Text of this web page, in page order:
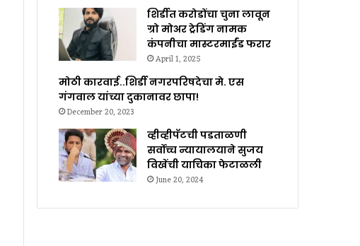
शिर्डीत करोडोंचा चुना लावून
ग्रो मोअर ट्रेडिंग नामक
कंपनीचा मास्टरमाईंड फरार
April 1, 2025
मोठी कारवाई..शिर्डी नगरपरिषदेचा मे. एस
गंगवाल यांच्या दुकानावर छापा!
December 20, 2023
व्हीव्हीपॅटची पडताळणी
सर्वोच्च न्यायालयाने सुजय
विखेंची याचिका फेटाळली
June 20, 2024